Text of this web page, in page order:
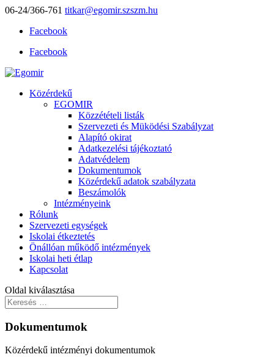
06-24/366-761 titkar@egomir.szszm.hu
Facebook
Facebook
Közérdekű
EGOMIR
Közzétételi listák
Szervezeti és Müködési Szabályzat
Alapító okirat
Adatkezelési tájékoztató
Adatvédelem
Dokumentumok
Közérdekű adatok szabályzata
Beszámolók
Intézményeink
Rólunk
Szervezeti egységek
Iskolai étkeztetés
Önállóan működő intézmények
Iskolai heti étlap
Kapcsolat
Oldal kiválasztása
Dokumentumok
Közérdekű intézményi dokumentumok